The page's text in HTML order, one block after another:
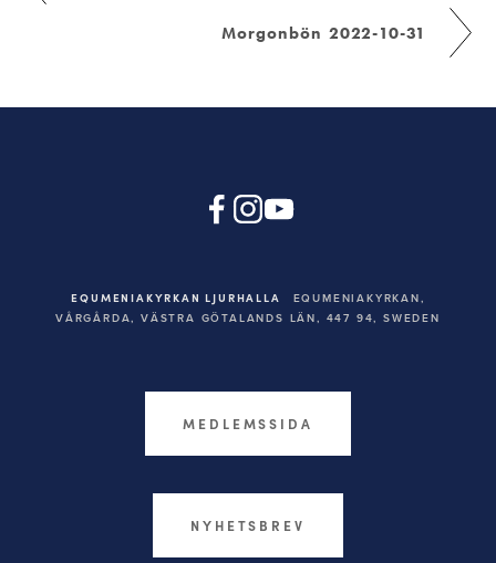
Morgonbön 2022-10-31
EQUMENIAKYRKAN LJURHALLA
EQUMENIAKYRKAN,
VÅRGÅRDA, VÄSTRA GÖTALANDS LÄN, 447 94, SWEDEN
MEDLEMSSIDA
NYHETSBREV